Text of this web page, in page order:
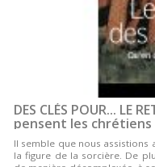
DES CLÉS POUR... LE
pensent les chrétiens
Il semble que nous assistions
la figure de la sorcière. De